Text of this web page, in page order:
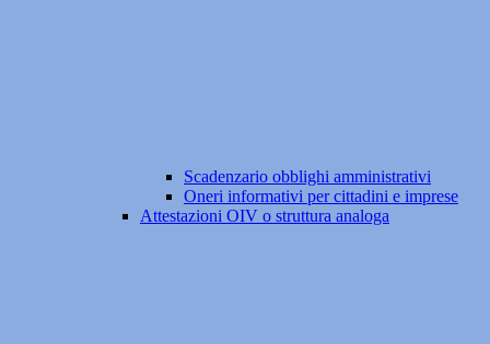
Scadenzario obblighi amministrativi
Oneri informativi per cittadini e imprese
Attestazioni OIV o struttura analoga